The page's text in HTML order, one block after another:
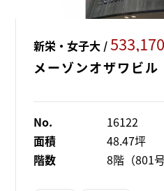
新栄・女子大 /533,170
メーゾンオザワビ
No.
16122
面積
48.47坪
階数
8階（801号